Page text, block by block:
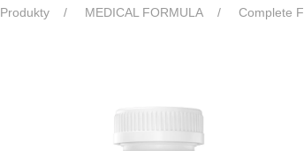
Produkty MEDICAL FORMULA Complete